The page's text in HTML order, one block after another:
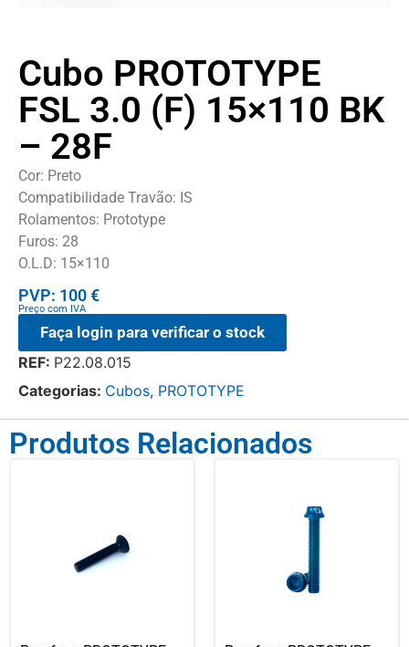
Cubo PROTOTYPE
FSL 3.0 (F) 15×110 BK
– 28F
Cor: Preto
Compatibilidade Travão: IS
Rolamentos: Prototype
Furos: 28
O.L.D: 15×110
PVP: 100 €
Preço com IVA
Faça login para verificar o stock
REF: P22.08.015
Categorias: Cubos, PROTOTYPE
Produtos Relacionados